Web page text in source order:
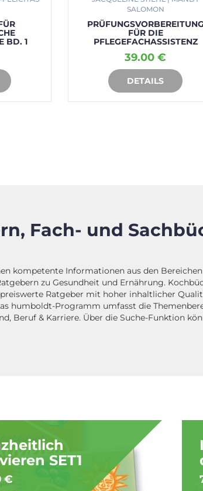
BD. 1
SALOMON
PRÜFUNGSVORBEREITUNG
FÜR DIE
PFLEGEFACHASSISTENZ
39.00 €
DETAILS
IN DEN WARENKORB
Fach- und
kompetente Informationen aus den
zu Gesundheit und Ernährung.
Ratgeber mit hoher inhaltlicher
humboldt-Programm umfasst die
Beruf & Karriere. Über die Suche-Funktion
SET1
€